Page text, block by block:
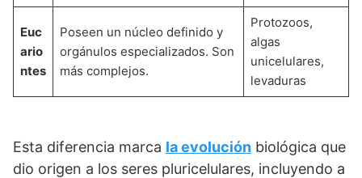
Euc
ario
ntes
Poseen un núcleo definido y
orgánulos especializados. Son
más complejos.
Protozoos,
algas
unicelulares,
levaduras
Esta diferencia marca la evolución biológica que
dio origen a los seres pluricelulares, incluyendo a